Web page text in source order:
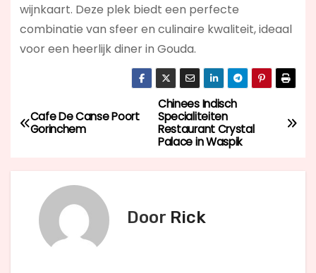
wijnkaart. Deze plek biedt een perfecte
combinatie van sfeer en culinaire kwaliteit, ideaal
voor een heerlijk diner in Gouda.
B
r
Chinees Indisch
Specialiteiten
Restaurant Crystal
Palace in Waspik
Cafe De Canse Poort
Gorinchem
Door Rick